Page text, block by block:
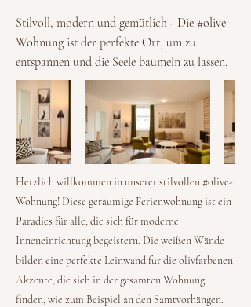
Stilvoll, modern und gemütlich - Die #olive-
Wohnung ist der perfekte Ort, um zu
entspannen und die Seele baumeln zu lassen.
Herzlich willkommen in unserer stilvollen #olive-
Wohnung! Diese geräumige Ferienwohnung ist ein
Paradies für alle, die sich für moderne
Inneneinrichtung begeistern. Die weißen Wände
bilden eine perfekte Leinwand für die olivfarbenen
Akzente, die sich in der gesamten Wohnung
finden, wie zum Beispiel an den Samtvorhängen.